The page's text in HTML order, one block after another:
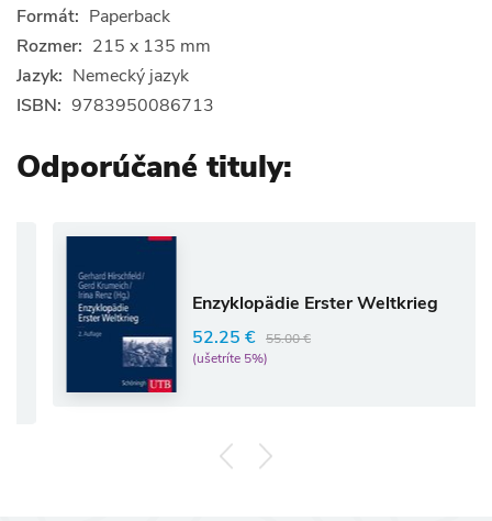
Formát: Paperback
Rozmer: 215 x 135 mm
Jazyk: Nemecký jazyk
ISBN: 9783950086713
Odporúčané tituly:
Enzyklopädie Erster Weltkrieg
52.25 €
55.00 €
(ušetríte 5%)